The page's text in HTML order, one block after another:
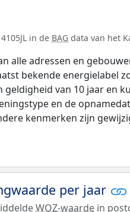
in de BAG data van het
alle adressen en
bekende energielabel
van 10 jaar en
en de
kenmerken zijn
per jaar
WOZ-waarde in